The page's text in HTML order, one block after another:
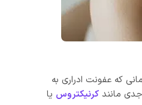
که عفونت ادراری به
مانند کرنیکتروس یا